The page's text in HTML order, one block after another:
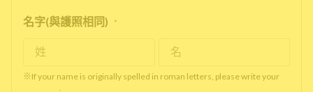
名字(與護照相同) *
※If your name is originally spelled in roman letters, please write your